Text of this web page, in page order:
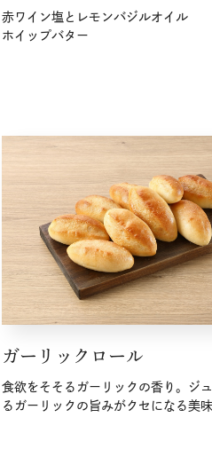
赤ワイン塩とレモンバジルオイル
ホイップバター
ガーリックロール
食欲をそそるガーリックの香り。ジ
るガーリックの旨みがクセになる美味